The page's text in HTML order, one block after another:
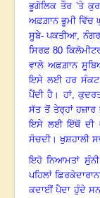
ਭੂਗੋਲਿਕ ਤੌਰ ’ਤੇ
ਅਫ਼ਗ਼ਾਨ ਭੂਮੀ ਵਿੱਚ
ਸੂਬੇ- ਪਕਤੀਆ,
ਸਿਰਫ਼ 80
ਵਾਲੇ ਅਫ਼ਗ਼ਾਨ
ਇਸੇ ਲਈ ਹਰ ਸੰਕਟ
ਪੈਂਦੀ ਹੈ । ਹਾਂ,
ਸੱਤ ਤੋਂ ਤੇਰ੍ਹਾਂ
ਇਸੇ ਲਈ ਇੱਥੋਂ ਦੀ
ਸੋਚਦੀ। ਖੁਸ਼ਹਾਲੀ
ਇਹੋ ਨਿਆਮਤਾਂ
ਪਹਿਲਾਂ
ਕਦਾਈਂ ਪੈਦਾ ਹੁੰਦੇ ਸਨ